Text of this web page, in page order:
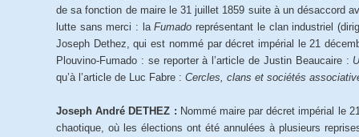
de sa fonction de maire le 31 juillet 1859 suite à un désaccord
lutte sans merci : laFumadoreprésentant le clan industriel
Joseph Dethez, qui est nommé par décret impérial le 21
Plouvino-Fumado : se reporter à l’article de Justin Beaucaire :
qu’à l’article de Luc Fabre : Cercles, clans et sociétés
Joseph André DETHEZ : Nommé maire par décret impérial le
chaotique, où les élections ont été annulées à plusieurs